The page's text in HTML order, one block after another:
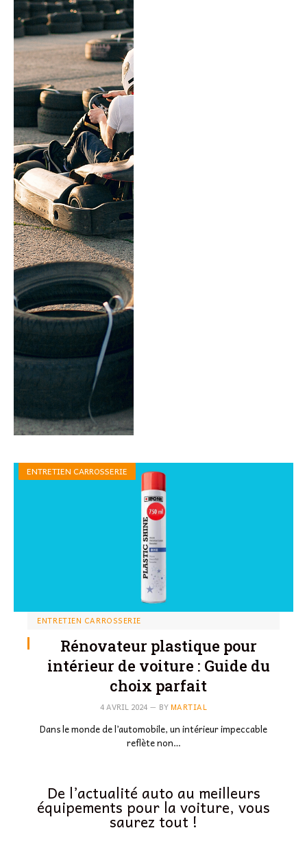
ENTRETIEN CARROSSERIE
ENTRETIEN CARROSSERIE
Rénovateur plastique pour
intérieur de voiture : Guide du
choix parfait
4 AVRIL 2024 BY MARTIAL
Dans le monde de l’automobile, un intérieur impeccable
reflète non…
De l’actualité auto au meilleurs
équipements pour la voiture, vous
saurez tout !